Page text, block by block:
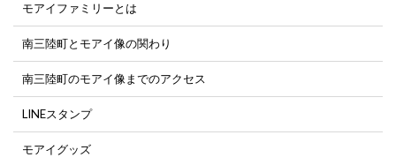
モアイファミリーとは
南三陸町とモアイ像の関わり
南三陸町のモアイ像までのアクセス
LINEスタンプ
モアイグッズ